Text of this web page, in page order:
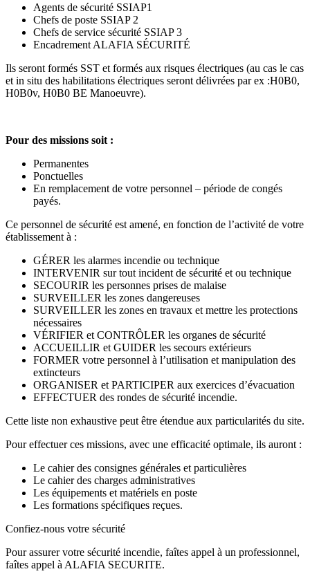
Agents de sécurité SSIAP1
Chefs de poste SSIAP 2
Chefs de service sécurité SSIAP 3
Encadrement ALAFIA SÉCURITÉ
Ils seront formés SST et formés aux risques électriques (au cas le cas
et in situ des habilitations électriques seront délivrées par ex :H0B0,
H0B0v, H0B0 BE Manoeuvre).
Pour des missions soit :
Permanentes
Ponctuelles
En remplacement de votre personnel – période de congés
payés.
Ce personnel de sécurité est amené, en fonction de l’activité de votre
établissement à :
GÉRER les alarmes incendie ou technique
INTERVENIR sur tout incident de sécurité et ou technique
SECOURIR les personnes prises de malaise
SURVEILLER les zones dangereuses
SURVEILLER les zones en travaux et mettre les protections
nécessaires
VÉRIFIER et CONTRÔLER les organes de sécurité
ACCUEILLIR et GUIDER les secours extérieurs
FORMER votre personnel à l’utilisation et manipulation des
extincteurs
ORGANISER et PARTICIPER aux exercices d’évacuation
EFFECTUER des rondes de sécurité incendie.
Cette liste non exhaustive peut être étendue aux particularités du site.
Pour effectuer ces missions, avec une efficacité optimale, ils auront :
Le cahier des consignes générales et particulières
Le cahier des charges administratives
Les équipements et matériels en poste
Les formations spécifiques reçues.
Confiez-nous votre sécurité
Pour assurer votre sécurité incendie, faîtes appel à un professionnel,
faîtes appel à ALAFIA SECURITE.